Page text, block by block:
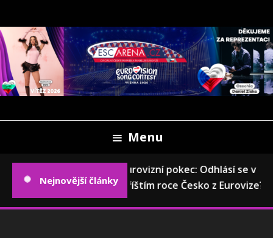
To
Content
ESCARENA.CZ
Menu
Nejnovější články
Eurovizní pokec: Odhlásí se v
příštím roce Česko z Eurovize?